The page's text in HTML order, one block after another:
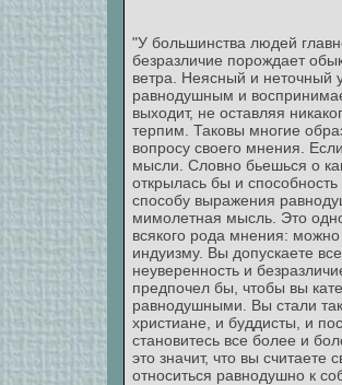
"У большинства людей
безразличие порождает
ветра. Неясный и неточный
равнодушным и
выходит, не оставляя
терпим. Таковы многие
вопросу своего мнения.
мысли. Словно бьешься о
открылась бы и
способу выражения
мимолетная мысль. Это
всякого рода мнения:
индуизму. Вы допускаете
неуверенность и
предпочел бы, чтобы вы
равнодушными. Вы стали
христиане, и буддисты, и
становитесь все более и
это значит, что вы
относиться равнодушно к